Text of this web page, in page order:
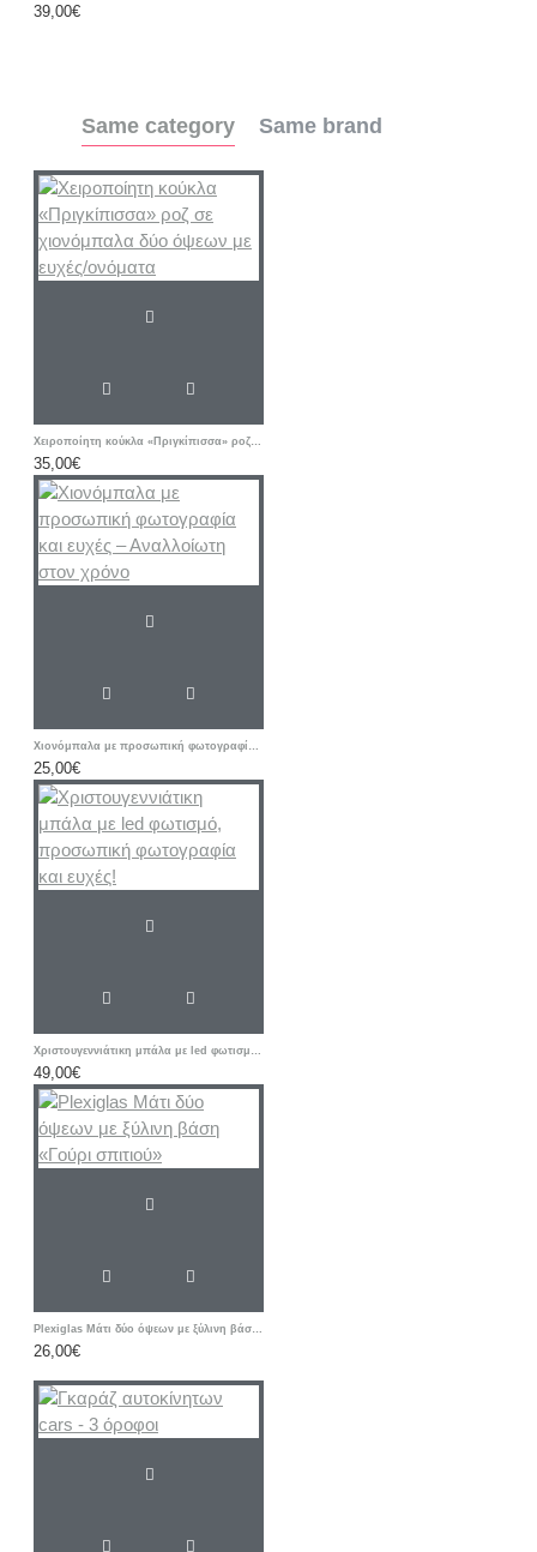
39,00€
Same category Same brand
Χειροποίητη κούκλα «Πριγκίπισσα» ροζ σε χιονόμπαλα δύο όψεων με ευχές/ονόματα
35,00€
Χιονόμπαλα με προσωπική φωτογραφία και ευχές – Αναλλοίωτη στον χρόνο
25,00€
Χριστουγεννιάτικη μπάλα με led φωτισμό, προσωπική φωτογραφία και ευχές!
49,00€
Plexiglas Μάτι δύο όψεων με ξύλινη βάση «Γούρι σπιτιού»
26,00€